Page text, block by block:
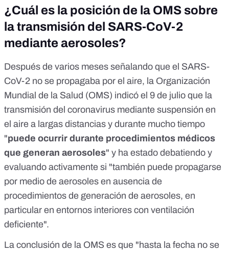
¿Cuál es la posición de la OMS sobre
la transmisión del SARS-CoV-2
mediante aerosoles?
Después de varios meses señalando que el SARS-
CoV-2 no se propagaba por el aire, la Organización
Mundial de la Salud (OMS) indicó el 9 de julio que la
transmisión del coronavirus mediante suspensión en
el aire a largas distancias y durante mucho tiempo
"puede ocurrir durante procedimientos médicos
que generan aerosoles" y ha estado debatiendo y
evaluando activamente si "también puede propagarse
por medio de aerosoles en ausencia de
procedimientos de generación de aerosoles, en
particular en entornos interiores con ventilación
deficiente".
La conclusión de la OMS es que "hasta la fecha no se